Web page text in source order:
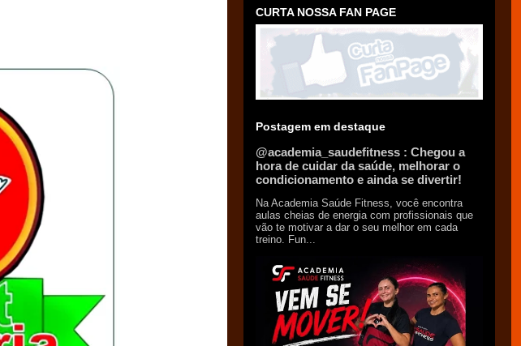
CURTA NOSSA FAN PAGE
Postagem em destaque
@academia_saudefitness : Chegou a
hora de cuidar da saúde, melhorar o
condicionamento e ainda se divertir!
Na Academia Saúde Fitness, você encontra
aulas cheias de energia com profissionais que
vão te motivar a dar o seu melhor em cada
treino. Fun...